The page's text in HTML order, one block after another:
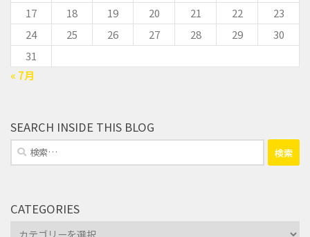
17
18 19 20 21 22
23
24
25 26 27 28 29
30
31
« 7月
SEARCH INSIDE THIS BLOG
検
索:
CATEGORIES
Categories